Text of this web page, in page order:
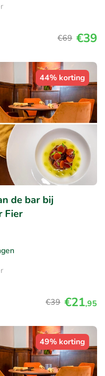
€69 €39
44% korting
de bar bij
Fier
€39 €21,95
49% korting